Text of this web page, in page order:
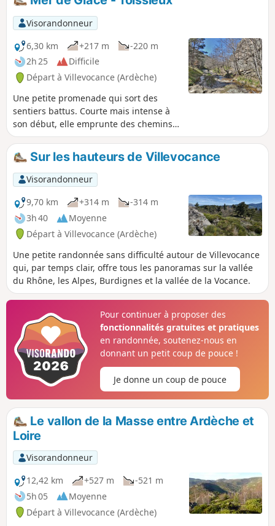
Visorandonneur
6,30 km
+217 m
-220 m
2h 25
Difficile
Départ à Villevocance (Ardèche)
Une petite promenade qui sort des
sentiers battus. Courte mais intense à
son début, elle emprunte des chemins
presque tombés dans l'oubli, dont un en
corniche.Sur les hauteurs de Villevocance
Visorandonneur
9,70 km
+314 m
-314 m
3h 40
Moyenne
Départ à Villevocance (Ardèche)
Une petite randonnée sans difficulté autour de Villevocance
qui, par temps clair, offre tous les panoramas sur la vallée
du Rhône, les Alpes, Burdignes et la vallée de la Vocance.
Pour continuer à proposer des
fonctionnalités gratuites et pratiques
en randonnée, soutenez-nous en
donnant un petit coup de pouce !
Je donne un coup de pouce
Le vallon de la Masse entre Ardèche et
Loire
Visorandonneur
12,42 km
+527 m
-521 m
5h 05
Moyenne
Départ à Villevocance (Ardèche)